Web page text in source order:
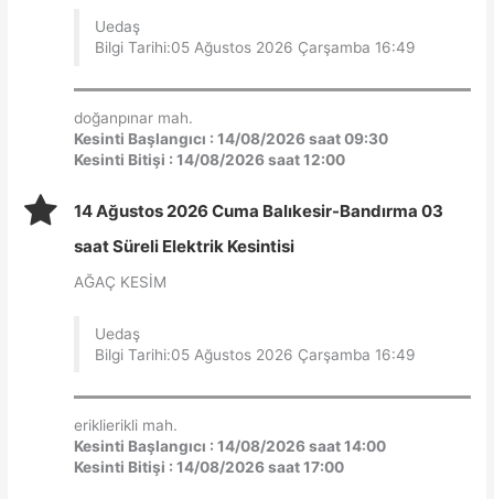
Uedaş
Bilgi Tarihi:05 Ağustos 2026 Çarşamba 16:49
doğanpınar mah.
Kesinti Başlangıcı : 14/08/2026 saat 09:30
Kesinti Bitişi : 14/08/2026 saat 12:00
14 Ağustos 2026 Cuma Balıkesir-Bandırma 03
saat Süreli Elektrik Kesintisi
AĞAÇ KESİM
Uedaş
Bilgi Tarihi:05 Ağustos 2026 Çarşamba 16:49
eriklierikli mah.
Kesinti Başlangıcı : 14/08/2026 saat 14:00
Kesinti Bitişi : 14/08/2026 saat 17:00